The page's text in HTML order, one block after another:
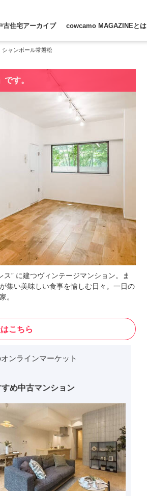
古住宅アーカイブ cowcamo MAGAZINEとは
シャンボール常磐松
す。
ス” に建つヴィンテージマンション。ま
集い美味しい食事を愉しむ日々。一日の
。
こちら
ンラインマーケット
め中古マンション